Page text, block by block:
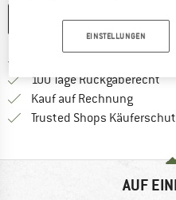
MERKEN
100 Tage Rückgaberecht
Kauf auf RechnungFinde
Trusted Shops
AUF
EINSTELLUNGEN